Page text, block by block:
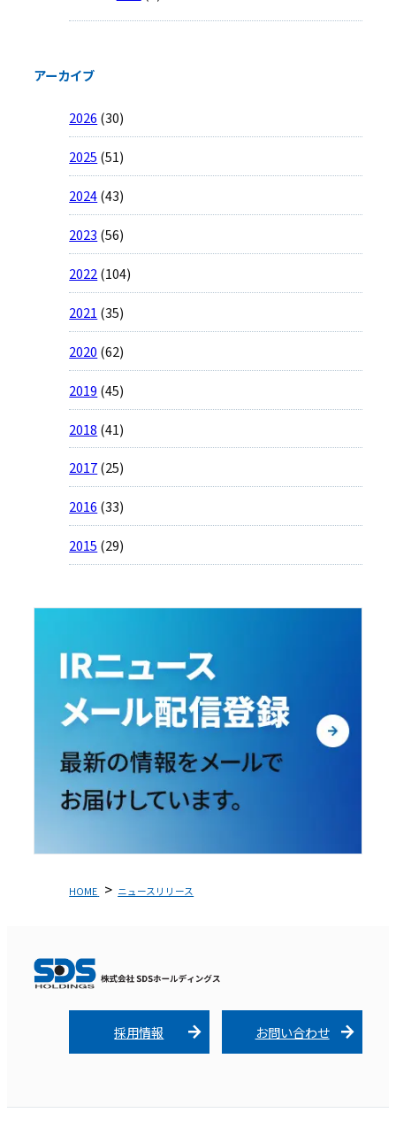
HOME ニュースリリース
アーカイブ
2026 (30)
2025 (51)
2024(43)
2023 (56)
2022(104)
2021 (35)
2020 (62)
2019 (45)
2018 (41)
2017(25)
2016 (33)
2015 (29)
採用情報 お問い合わせ